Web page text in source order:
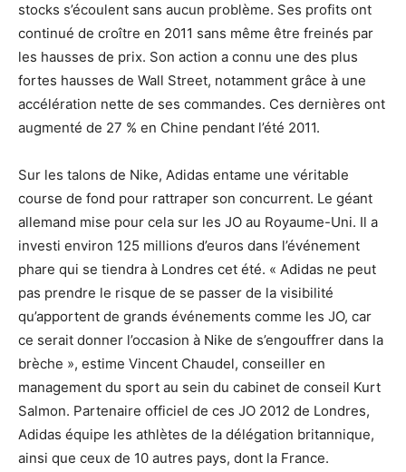
stocks s’écoulent sans aucun problème. Ses profits ont
continué de croître en 2011 sans même être freinés par
les hausses de prix. Son action a connu une des plus
fortes hausses de Wall Street, notamment grâce à une
accélération nette de ses commandes. Ces dernières ont
augmenté de 27 % en Chine pendant l’été 2011.
Sur les talons de Nike, Adidas entame une véritable
course de fond pour rattraper son concurrent. Le géant
allemand mise pour cela sur les JO au Royaume-Uni. Il a
investi environ 125 millions d’euros dans l’événement
phare qui se tiendra à Londres cet été. « Adidas ne peut
pas prendre le risque de se passer de la visibilité
qu’apportent de grands événements comme les JO, car
ce serait donner l’occasion à Nike de s’engouffrer dans la
brèche », estime Vincent Chaudel, conseiller en
management du sport au sein du cabinet de conseil Kurt
Salmon. Partenaire officiel de ces JO 2012 de Londres,
Adidas équipe les athlètes de la délégation britannique,
ainsi que ceux de 10 autres pays, dont la France.